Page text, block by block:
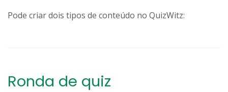
Pode criar dois tipos de conteúdo no QuizWitz:
Ronda de quiz